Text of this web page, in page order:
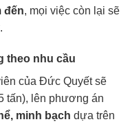
đến, mọi việc còn lại sẽ
theo nhu cầu
của Đức Quyết sẽ
tấn), lên phương án
minh bạch dựa trên